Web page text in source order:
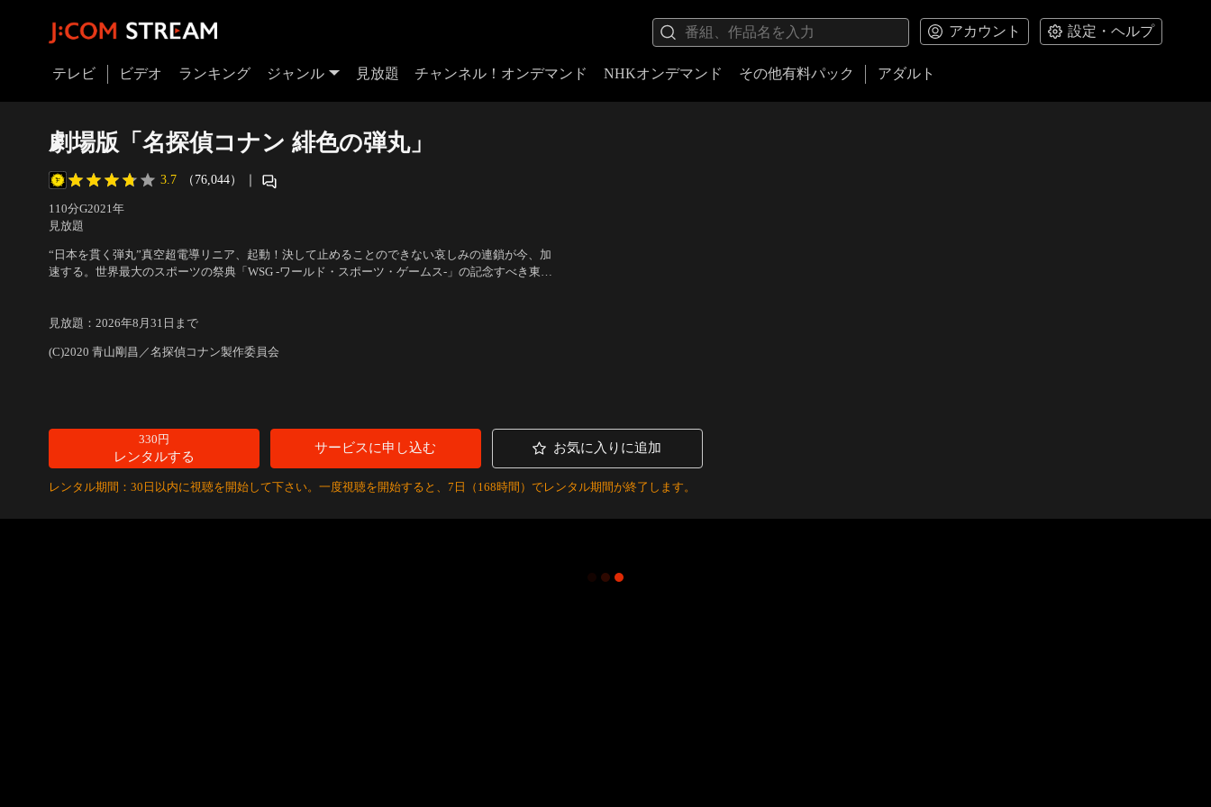
アカウント 設定・ヘルプ
テレビ ビデオ ランキング ジャンル 見放題 チャンネル！オンデマンド NHKオンデマンド その他有料パック アダルト
劇場版「名探偵コナン 緋色の弾丸」
3.7 （76,044） ｜
110分G2021年
見放題
“日本を貫く弾丸”真空超電導リニア、起動！決して止めることのできない哀しみの連鎖が今、加
速する。世界最大のスポーツの祭典「WSG -ワールド・スポーツ・ゲームス-」の記念すべき東京
見放題 ： 2026年8月31日 まで
(C)2020 青山剛昌／名探偵コナン製作委員会
330円
レンタルする
サービスに申し込む お気に入りに追加
レンタル期間：30日以内に視聴を開始して下さい。一度視聴を開始すると、7日（168時間）でレンタル期間が終了します。